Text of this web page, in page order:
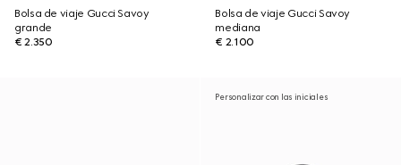
Bolsa de viaje Gucci Savoy
grande
€ 2.350
Bolsa de viaje Gucci Savoy
mediana
€ 2.100
Personalizar con las iniciales